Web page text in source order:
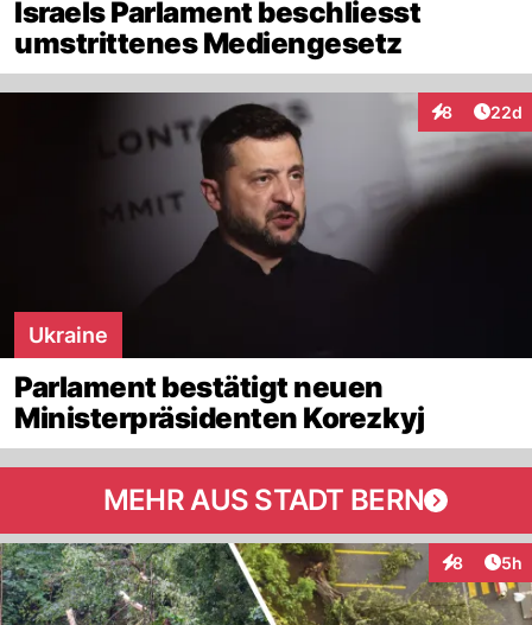
Israels Parlament beschliesst
umstrittenes Mediengesetz
8
Interaktionen
22d
Ukraine
Parlament bestätigt neuen
Ministerpräsidenten Korezkyj
MEHR AUS STADT BERN
8 5h